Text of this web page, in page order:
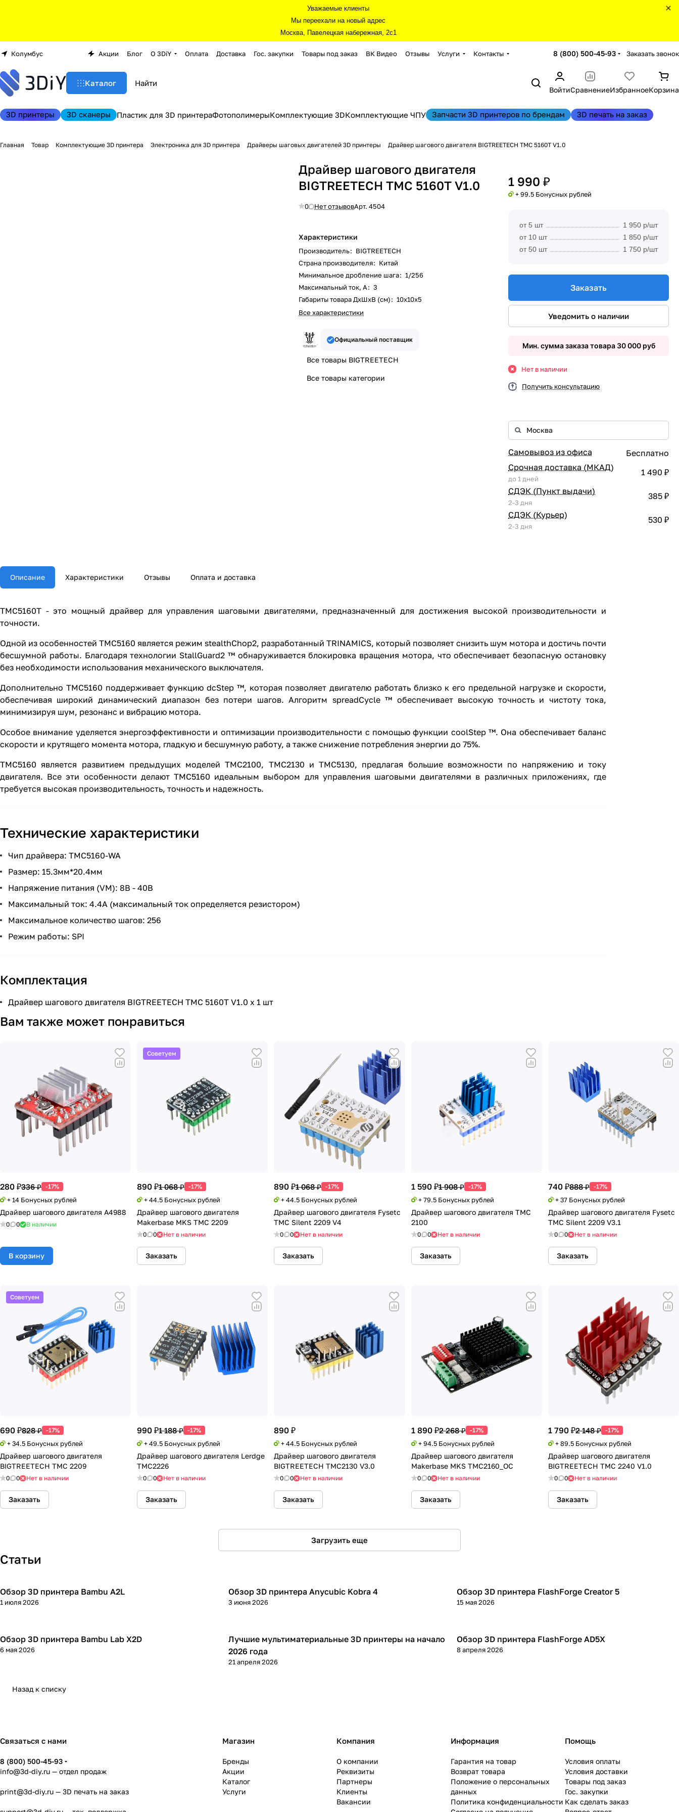
Уважаемые клиенты
Мы переехали на новый адрес
Москва, Павелецкая набережная, 2с1
Колумбус Акции Блог О 3DiY Оплата Доставка Гос. закупки Товары под заказ ВК Видео Отзывы Услуги Контакты 8 (800) 500-45-93 Заказать звонок
Каталог
ВойтиСравнениеИзбранноеКорзина
3D принтеры 3D сканеры Пластик для 3D принтераФотополимерыКомплектующие 3DКомплектующие ЧПУ Запчасти 3D принтеров по брендам 3D печать на заказ
Главная Товар Комплектующие 3D принтера Электроника для 3D принтера Драйверы шаговых двигателей 3D принтеры Драйвер шагового двигателя BIGTREETECH TMC 5160T V1.0
Драйвер шагового двигателя
BIGTREETECH TMC 5160T V1.0
0 Нет отзывовАрт.4504
Характеристики
Производитель: BIGTREETECH
Страна производителя: Китай
Минимальное дробление шага: 1/256
Максимальный ток, А: 3
Габариты товара ДxШxВ (см): 10х10х5
Все характеристики
Официальный поставщик
Все товары BIGTREETECH
Все товары категории
1 990 ₽
+ 99.5 Бонусных рублей
от 5 шт
1 950 р/шт
от 10 шт
1 850 р/шт
от 50 шт
1 750 р/шт
Заказать
Уведомить о наличии
Мин. сумма заказа товара 30 000 руб
Нет в наличии
Получить консультацию
Самовывоз из офиса
Бесплатно
Срочная доставка (МКАД)
до 1 дней
1 490 ₽
СДЭК (Пункт выдачи)
2-3 дня
385 ₽
СДЭК (Курьер)
2-3 дня
530 ₽
Описание Характеристики Отзывы Оплата и доставка
TMC5160T - это мощный драйвер для управления шаговыми двигателями, предназначенный для достижения высокой производительности и
точности.
Одной из особенностей TMC5160 является режим stealthChop2, разработанный TRINAMICS, который позволяет снизить шум мотора и достичь почти
бесшумной работы. Благодаря технологии StallGuard2 ™ обнаруживается блокировка вращения мотора, что обеспечивает безопасную остановку
без необходимости использования механического выключателя.
Дополнительно TMC5160 поддерживает функцию dcStep ™, которая позволяет двигателю работать близко к его предельной нагрузке и скорости,
обеспечивая широкий динамический диапазон без потери шагов. Алгоритм spreadCycle ™ обеспечивает высокую точность и чистоту тока,
минимизируя шум, резонанс и вибрацию мотора.
Особое внимание уделяется энергоэффективности и оптимизации производительности с помощью функции coolStep ™. Она обеспечивает баланс
скорости и крутящего момента мотора, гладкую и бесшумную работу, а также снижение потребления энергии до 75%.
TMC5160 является развитием предыдущих моделей TMC2100, TMC2130 и TMC5130, предлагая большие возможности по напряжению и току
двигателя. Все эти особенности делают TMC5160 идеальным выбором для управления шаговыми двигателями в различных приложениях, где
требуется высокая производительность, точность и надежность.
Технические характеристики
Чип драйвера: TMC5160-WA
Размер: 15.3мм*20.4мм
Напряжение питания (VM): 8В - 40В
Максимальный ток: 4.4А (максимальный ток определяется резистором)
Максимальное количество шагов: 256
Режим работы: SPI
Комплектация
Драйвер шагового двигателя BIGTREETECH TMC 5160T V1.0 x 1 шт
Вам также может понравиться
280 ₽336 ₽ -17%
+ 14 Бонусных рублей
Драйвер шагового двигателя A4988
0 0 В наличии
В корзину
Советуем
890 ₽1 068 ₽ -17%
+ 44.5 Бонусных рублей
Драйвер шагового двигателя
Makerbase MKS TMC 2209
0 0 Нет в наличии
Заказать
890 ₽1 068 ₽ -17%
+ 44.5 Бонусных рублей
Драйвер шагового двигателя Fysetc
TMC Silent 2209 V4
0 0 Нет в наличии
Заказать
1 590 ₽1 908 ₽ -17%
+ 79.5 Бонусных рублей
Драйвер шагового двигателя TMC
2100
0 0 Нет в наличии
Заказать
740 ₽888 ₽ -17%
+ 37 Бонусных рублей
Драйвер шагового двигателя Fysetc
TMC Silent 2209 V3.1
0 0 Нет в наличии
Заказать
Советуем
690 ₽828 ₽ -17%
+ 34.5 Бонусных рублей
Драйвер шагового двигателя
BIGTREETECH TMC 2209
0 0 Нет в наличии
Заказать
990 ₽1 188 ₽ -17%
+ 49.5 Бонусных рублей
Драйвер шагового двигателя Lerdge
TMC2226
0 0 Нет в наличии
Заказать
890 ₽
+ 44.5 Бонусных рублей
Драйвер шагового двигателя
BIGTREETECH TMC2130 V3.0
0 0 Нет в наличии
Заказать
1 890 ₽2 268 ₽ -17%
+ 94.5 Бонусных рублей
Драйвер шагового двигателя
Makerbase MKS TMC2160_OC
0 0 Нет в наличии
Заказать
1 790 ₽2 148 ₽ -17%
+ 89.5 Бонусных рублей
Драйвер шагового двигателя
BIGTREETECH TMC 2240 V1.0
0 0 Нет в наличии
Заказать
Загрузить еще
Статьи
3D принтеры
Обзор 3D принтера Bambu A2L
1 июля 2026
3D принтеры
Обзор 3D принтера Anycubic Kobra 4
3 июня 2026
3D принтеры
Обзор 3D принтера FlashForge Creator 5
15 мая 2026
3D принтеры
Обзор 3D принтера Bambu Lab X2D
6 мая 2026
3D принтеры
Лучшие мультиматериальные 3D принтеры на начало
2026 года
21 апреля 2026
3D принтеры
Обзор 3D принтера FlashForge AD5X
8 апреля 2026
Назад к списку
Связаться с нами
8 (800) 500-45-93
info@3d-diy.ru — отдел продаж
print@3d-diy.ru — 3D печать на заказ
Магазин
Бренды
Акции
Каталог
Услуги
Компания
О компании
Реквизиты
Партнеры
Клиенты
Вакансии
Информация
Гарантия на товар
Возврат товара
Положение о персональных
данных
Политика конфиденциальности
Помощь
Условия оплаты
Условия доставки
Товары под заказ
Гос. закупки
Как сделать заказ